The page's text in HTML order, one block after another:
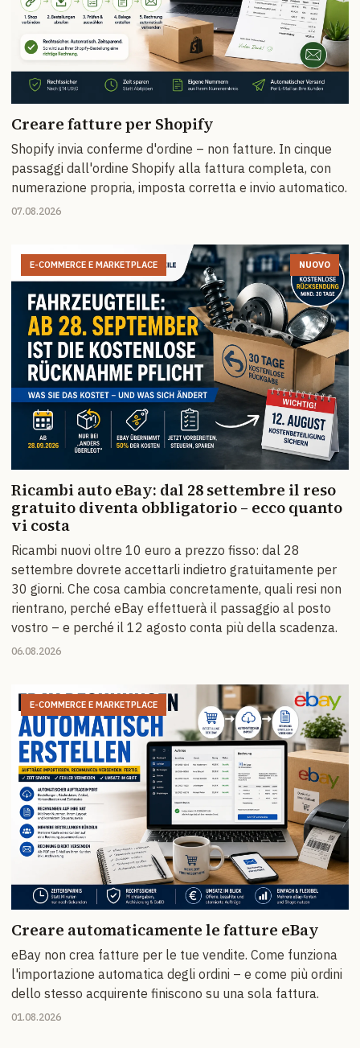
Creare fatture per Shopify
Shopify invia conferme d'ordine – non fatture. In cinque
passaggi dall'ordine Shopify alla fattura completa, con
numerazione propria, imposta corretta e invio automatico.
07.08.2026
E-COMMERCE E MARKETPLACE NUOVO
Ricambi auto eBay: dal 28 settembre il reso
gratuito diventa obbligatorio – ecco quanto
vi costa
Ricambi nuovi oltre 10 euro a prezzo fisso: dal 28
settembre dovrete accettarli indietro gratuitamente per
30 giorni. Che cosa cambia concretamente, quali resi non
rientrano, perché eBay effettuerà il passaggio al posto
vostro – e perché il 12 agosto conta più della scadenza.
06.08.2026
E-COMMERCE E MARKETPLACE
Creare automaticamente le fatture eBay
eBay non crea fatture per le tue vendite. Come funziona
l'importazione automatica degli ordini – e come più ordini
dello stesso acquirente finiscono su una sola fattura.
01.08.2026